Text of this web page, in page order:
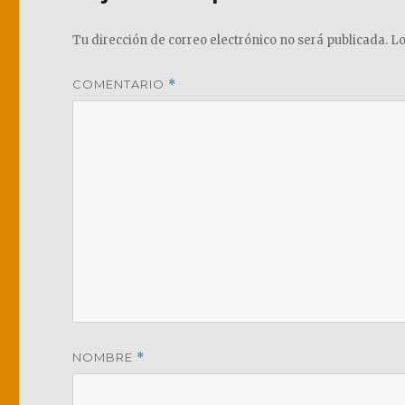
Tu dirección de correo electrónico no será publicada.
COMENTARIO *
NOMBRE *